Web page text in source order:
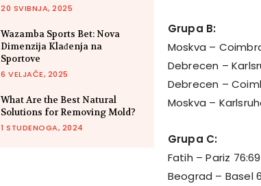
20 SVIBNJA, 2025
Wazamba Sports Bet: Nova
Dimenzija Klađenja na
Sportove
6 VELJAČE, 2025
What Are the Best Natural
Solutions for Removing Mold?
1 STUDENOGA, 2024
Grupa B:
Moskva –
Debrecen –
Debrecen –
Moskva –
Grupa C:
Fatih – Pariz 76:69
Beograd – Basel